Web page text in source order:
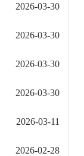
2026-03-30
2026-03-30
2026-03-30
2026-03-30
2026-03-11
2026-02-28